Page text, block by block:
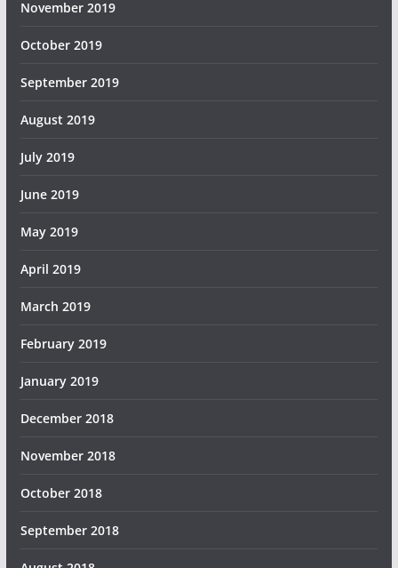
November 2019
October 2019
September 2019
August 2019
July 2019
June 2019
May 2019
April 2019
March 2019
February 2019
January 2019
December 2018
November 2018
October 2018
September 2018